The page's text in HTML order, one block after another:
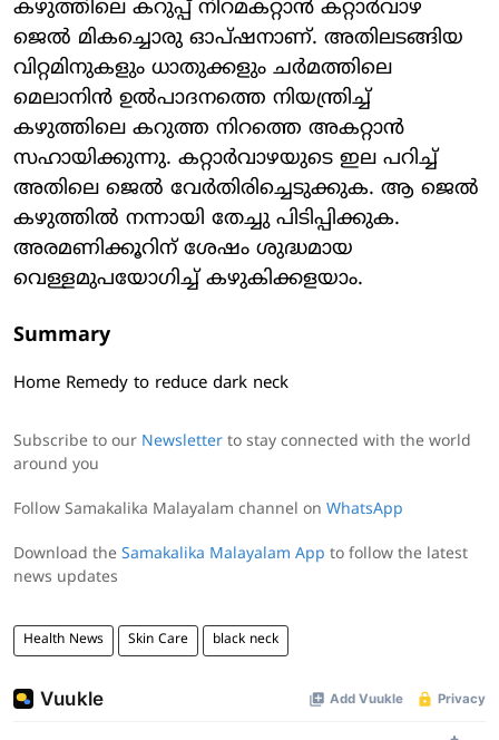
കഴുത്തിലെ കറുപ്പ് നിറമകറ്റാൻ കറ്റാർവാഴ
ജെൽ മികച്ചൊരു ഓപ്ഷനാണ്. അതിലടങ്ങിയ
വിറ്റമിനുകളും ധാതുക്കളും ചർമത്തിലെ
മെലാനിൻ ഉൽപാദനത്തെ നിയന്ത്രിച്ച്
കഴുത്തിലെ കറുത്ത നിറത്തെ അകറ്റാൻ
സഹായിക്കുന്നു. കറ്റാർവാഴയുടെ ഇല പറിച്ച്
അതിലെ ജെൽ വേർതിരിച്ചെടുക്കുക. ആ ജെൽ
കഴുത്തിൽ നന്നായി തേച്ചു പിടിപ്പിക്കുക.
അരമണിക്കൂറിന് ശേഷം ശുദ്ധമായ
വെള്ളമുപയോഗിച്ച് കഴുകിക്കളയാം.
Summary
Home Remedy to reduce dark neck
Subscribe to our Newsletter to stay connected with the world
around you
Follow Samakalika Malayalam channel on WhatsApp
Download the Samakalika Malayalam App to follow the latest
news updates
Health News Skin Care black neck